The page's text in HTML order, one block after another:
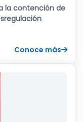
la contención de
Conoce más